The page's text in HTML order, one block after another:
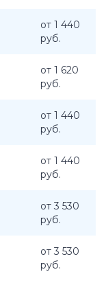
от 1 440
руб.
от 1 620
руб.
от 1 440
руб.
от 1 440
руб.
от 3 530
руб.
от 3 530
руб.